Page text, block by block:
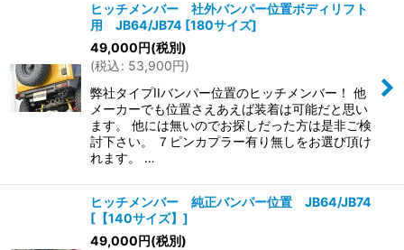
ヒッチメンバー 社外バンパー位置ボディリフト
用 JB64/JB74 [180サイズ]
49,000円(税別)
(税込: 53,900円)
弊社タイプIIバンパー位置のヒッチメンバー！ 他
メーカーでも位置さえあえば装着は可能だと思い
ます。 他には無いのでお探しだった方は是非ご検
討下さい。 ７ピンカプラー有り無しをお選び頂け
れます。 …
ヒッチメンバー 純正バンパー位置 JB64/JB74
[ 【140サイズ】 ]
49,000円(税別)